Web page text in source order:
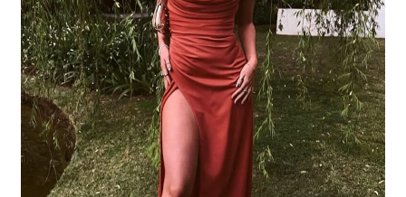
OTROS
MENÚ
HIJO
ACCESORIOS